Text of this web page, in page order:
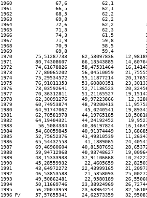
1960               67,6            62,1
1961               66,5            62,1
1962               68,5            62,2
1963               69,8            62,2
1964               72,6            62,2
1965               71,3            62,3
1966               74,3            61,5
1967               71,9            59,8
1968               70,9            58,5
1969               69,8            59,4
1970        75,51287733     62,53097836
1971        80,74308607     66,13543885
1972        74,61678826     58,47531464
1973        77,80065202     56,04510059
1974        75,29534572     55,11877214
1975        76,91011353     53,60880351
1976        73,03592641     52,71136523
1977        70,36312811     51,21165527
1978        62,30091276     49,97223866
1979        60,74953874     48,79200413
1980        64,91747062      45,0240541
1981        62,70581978     44,19765185
1982        64,19404321     44,24192452
1983         56,5084334     40,36197824
1984        54,60059845     40,91374449
1985        52,75652376     41,49310539
1986        65,54432553      41,1389065
1987        69,46960604     40,81587692
1988        59,94712968     40,93748627
1989        48,15333933     37,91106668
1990        45,28559932      22,4605659
1991        43,64972272     22,43999165
1992        46,53853583      21,5358093
1993        49,50862481      22,9580189
1994        50,11669746     23,38924969
1995        56,20073959     23,63964254
1996 P/     57,57655341     24,62573359